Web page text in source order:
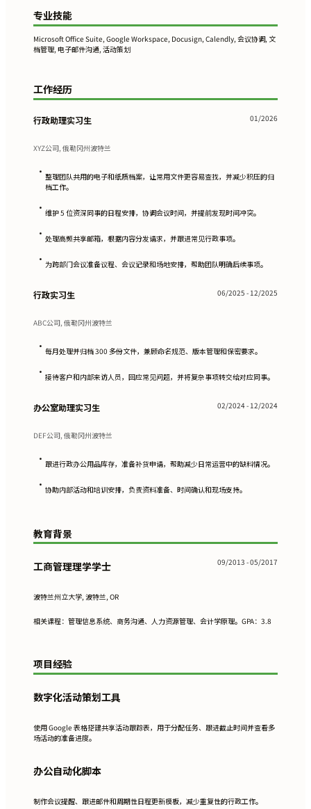
专业技能
Microsoft Office Suite, Google Workspace, Docusign, Calendly, 会议协调, 文
档管理, 电子邮件沟通, 活动策划
工作经历
行政助理实习生 01/2026
XYZ公司, 俄勒冈州波特兰
• 整理团队共用的电子和纸质档案，让常用文件更容易查找，并减少积压的归
档工作。
• 维护 5 位资深同事的日程安排，协调会议时间，并提前发现时间冲突。
• 处理高频共享邮箱，根据内容分发请求，并跟进常见行政事项。
• 为跨部门会议准备议程、会议记录和场地安排，帮助团队明确后续事项。
行政实习生 06/2025 - 12/2025
ABC公司, 俄勒冈州波特兰
• 每月处理并归档 300 多份文件，兼顾命名规范、版本管理和保密要求。
• 接待客户和内部来访人员，回应常见问题，并将复杂事项转交给对应同事。
办公室助理实习生 02/2024 - 12/2024
DEF公司, 俄勒冈州波特兰
• 跟进行政办公用品库存，准备补货申请，帮助减少日常运营中的缺料情况。
• 协助内部活动和培训安排，负责资料准备、时间确认和现场支持。
教育背景
工商管理理学学士 09/2013 - 05/2017
波特兰州立大学, 波特兰, OR
相关课程：管理信息系统、商务沟通、人力资源管理、会计学原理。GPA：3.8
项目经验
数字化活动策划工具
使用 Google 表格搭建共享活动跟踪表，用于分配任务、跟进截止时间并查看多
场活动的准备进度。
办公自动化脚本
制作会议提醒、跟进邮件和周期性日程更新模板，减少重复性的行政工作。